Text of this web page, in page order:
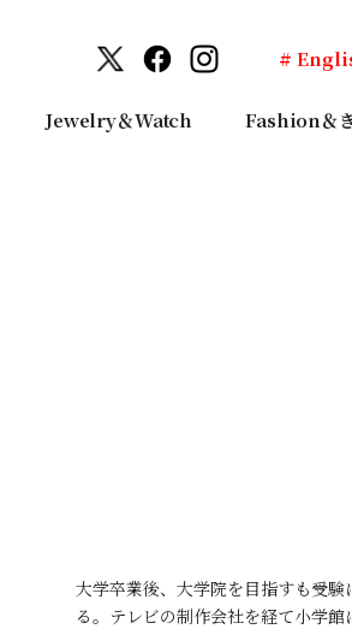
#
Jewelry＆Watch Fashion＆
大学卒業後、大学院を目指すも受
る。テレビの制作会社を経て小学